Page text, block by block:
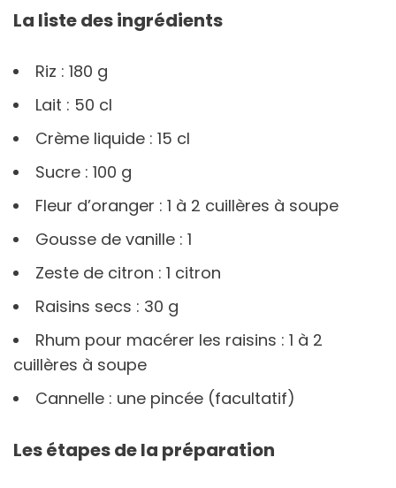
La liste des ingrédients
Riz : 180 g
Lait : 50 cl
Crème liquide : 15 cl
Sucre : 100 g
Fleur d’oranger : 1 à 2 cuillères à soupe
Gousse de vanille : 1
Zeste de citron : 1 citron
Raisins secs : 30 g
Rhum pour macérer les raisins : 1 à 2
cuillères à soupe
Cannelle : une pincée (facultatif)
Les étapes de la préparation